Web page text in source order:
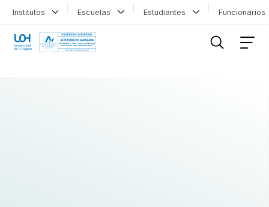
Institutos Escuelas Estudiantes